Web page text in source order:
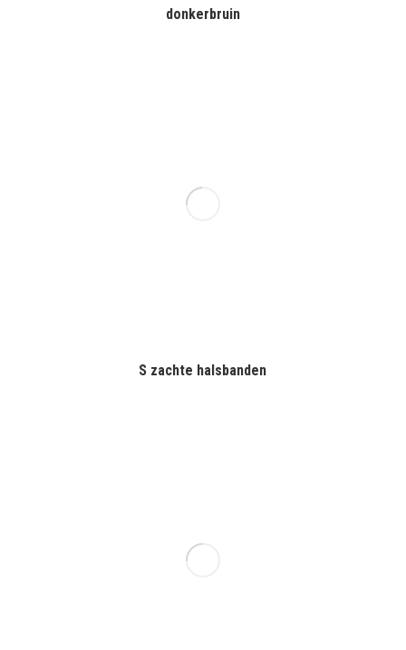
donkerbruin
S zachte halsbanden